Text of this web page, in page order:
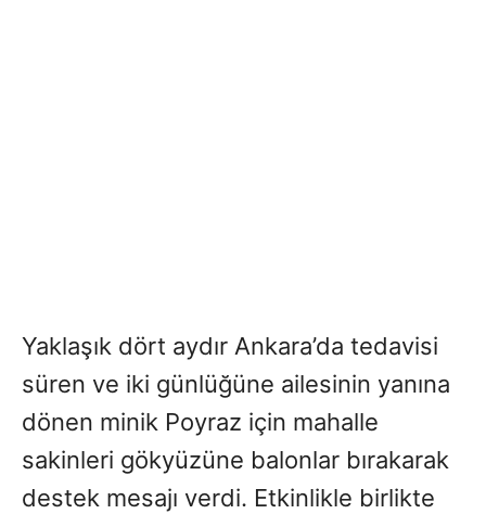
Yaklaşık dört aydır Ankara’da tedavisi
süren ve iki günlüğüne ailesinin yanına
dönen minik Poyraz için mahalle
sakinleri gökyüzüne balonlar bırakarak
destek mesajı verdi. Etkinlikle birlikte